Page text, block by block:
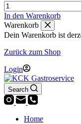
Peperoni-
Lombardi,Gesch
5/1
Menge
In den Warenkorb
Warenkorb
Dein Warenkorb ist
Zurück zum Shop
Login
Search
Home